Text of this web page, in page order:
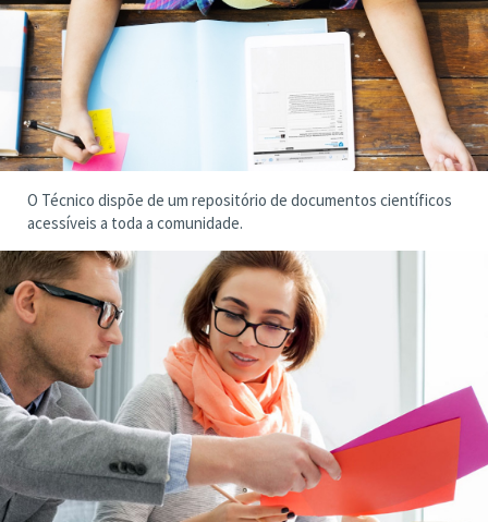
O Técnico dispõe de um repositório de documentos científicos
acessíveis a toda a comunidade.